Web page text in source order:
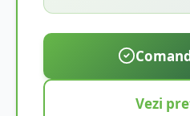
Vezi